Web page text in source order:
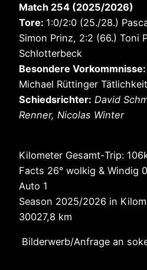
Match 254 (2025/2026)
Tore: 1:0/2:0 (25./28.)
Simon Prinz, 2:2 (66.) Toni
Schlotterbeck
Besondere Vorkommnisse:
Michael Rüttinger Tätlichkeit
Schiedsrichter: David
Renner, Nicolas Winter
Kilometer Gesamt-Trip:
Facts 26° wolkig & Windig
Auto 1
Season 2025/2026 in
30027,8 km
Bilderwerb/Anfrage an